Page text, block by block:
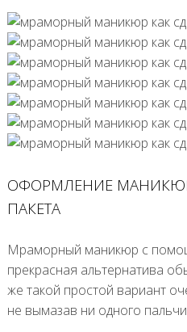
ОФОРМЛЕНИЕ
ПАКЕТА
Мраморный маникюр с
прекрасная альтернатива
же такой простой вариант
не вымазав ни одного